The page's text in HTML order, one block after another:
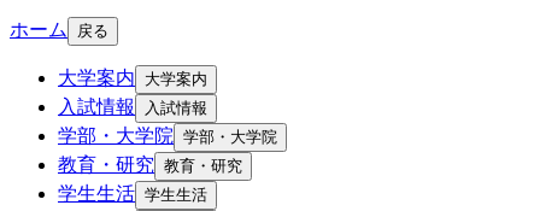
ホーム 戻る
大学案内 大学案内
入試情報 入試情報
学部・大学院 学部・大学院
教育・研究 教育・研究
学生生活 学生生活